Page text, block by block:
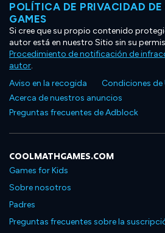
POLÍTICA DE PRIVACIDAD
GAMES
Si cree que su propio contenido
autor está en nuestro Sitio sin su
Procedimiento de notificación de
autor.
Aviso en la recogida
Condiciones de
Acerca de nuestros anuncios
Preguntas frecuentes de Adblock
COOLMATHGAMES.COM
Games for Kids
Sobre nosotros
Padres
Preguntas frecuentes sobre la